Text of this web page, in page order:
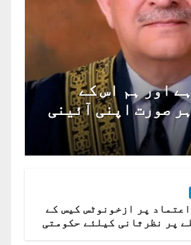
اور ہم اس کے
صورت اپنی آئینی
کرینگے ، چیف
پر ازخونوٹس کیس کے
پر نظرثانی کیلئے حکومتی